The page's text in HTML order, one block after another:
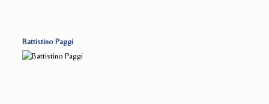
Battistino Paggi